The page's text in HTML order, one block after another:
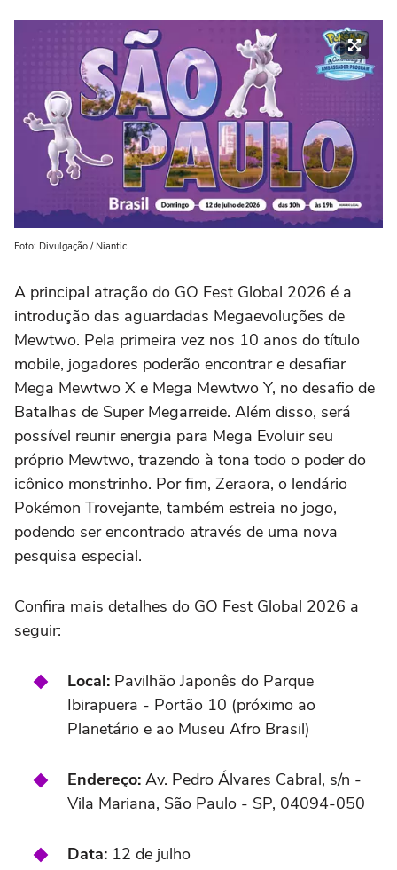
Foto: Divulgação / Niantic
A principal atração do GO Fest Global 2026 é a
introdução das aguardadas Megaevoluções de
Mewtwo. Pela primeira vez nos 10 anos do título
mobile, jogadores poderão encontrar e desafiar
Mega Mewtwo X e Mega Mewtwo Y, no desafio de
Batalhas de Super Megarreide. Além disso, será
possível reunir energia para Mega Evoluir seu
próprio Mewtwo, trazendo à tona todo o poder do
icônico monstrinho. Por fim, Zeraora, o lendário
Pokémon Trovejante, também estreia no jogo,
podendo ser encontrado através de uma nova
pesquisa especial.
Confira mais detalhes do GO Fest Global 2026 a
seguir:
Local: Pavilhão Japonês do Parque
Ibirapuera - Portão 10 (próximo ao
Planetário e ao Museu Afro Brasil)
Endereço: Av. Pedro Álvares Cabral, s/n -
Vila Mariana, São Paulo - SP, 04094-050
Data: 12 de julho